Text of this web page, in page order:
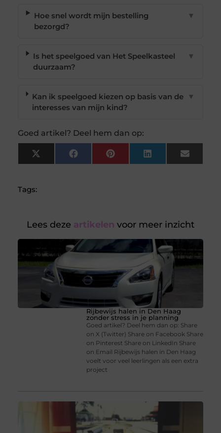
Hoe snel wordt mijn bestelling
bezorgd?
▼
Is het speelgoed van Het Speelkasteel
duurzaam?
▼
Kan ik speelgoed kiezen op basis van de
interesses van mijn kind?
▼
Goed artikel? Deel hem dan op:
X
(Twitter)
FacebookPinterest LinkedIn Email
Tags:
Lees deze artikelen voor meer inzicht
Rijbewijs halen in Den Haag
zonder stress in je planning
Goed artikel? Deel hem dan op: Share
on X (Twitter) Share on Facebook Share
on Pinterest Share on LinkedIn Share
on Email Rijbewijs halen in Den Haag
voelt voor veel leerlingen als een extra
project